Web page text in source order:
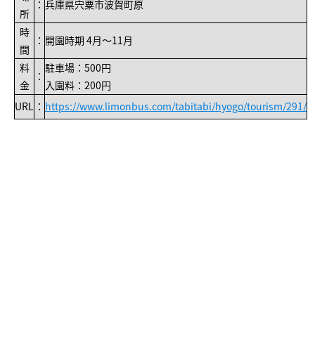
所
： 兵庫県宍粟市波賀町原
時
間
： 開園時期 4月～11月
料
金
：
駐車場：500円
入園料：200円
URL ： https://www.limonbus.com/tabitabi/hyogo/tourism/291/